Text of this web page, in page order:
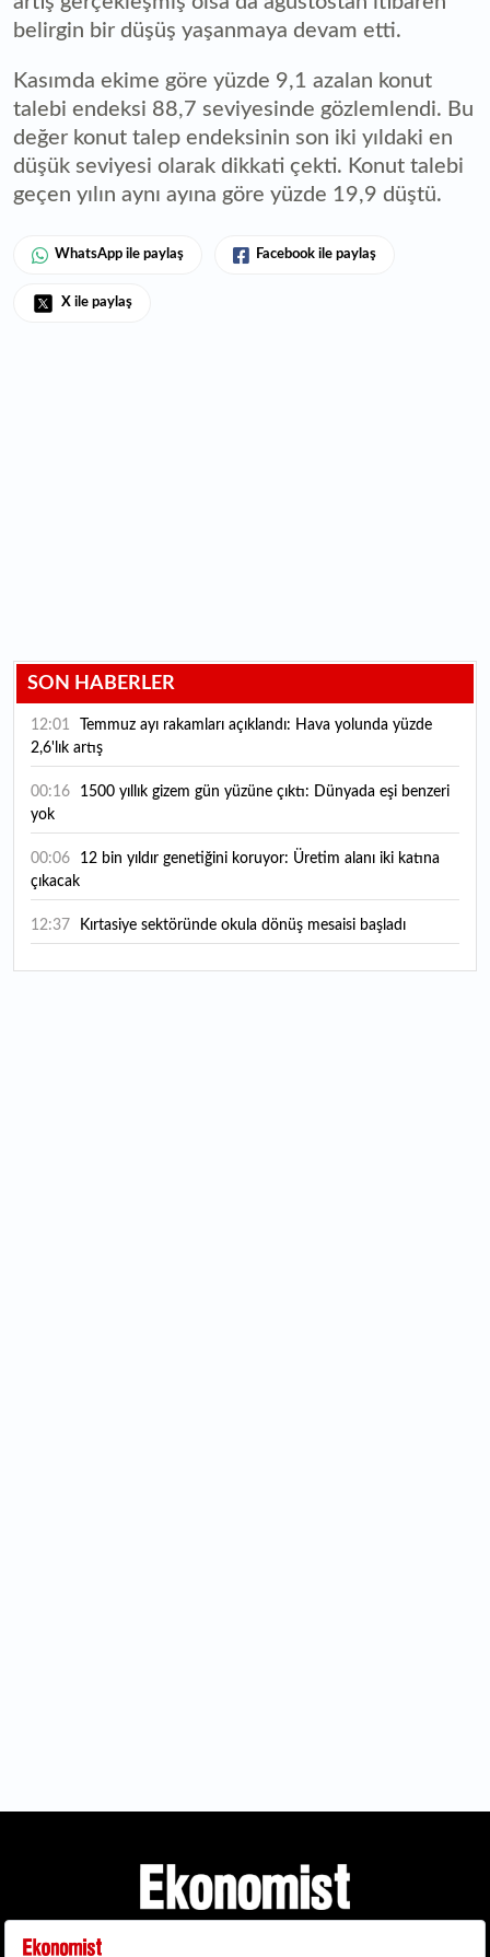
belirgin bir düşüş yaşanmaya devam etti.
Kasımda ekime göre yüzde 9,1 azalan konut
talebi endeksi 88,7 seviyesinde gözlemlendi. Bu
değer konut talep endeksinin son iki yıldaki en
düşük seviyesi olarak dikkati çekti. Konut talebi
geçen yılın aynı ayına göre yüzde 19,9 düştü.
WhatsApp ile paylaş Facebook ile paylaş
X ile paylaş
SON HABERLER
12:01
2,6'lık artış
00:16
yok
00:06
çıkacak
12:37 Kırtasiye sektöründe okula dönüş mesaisi başladı
12:20 En çok hangi meslek grubu internet kullanıyor?